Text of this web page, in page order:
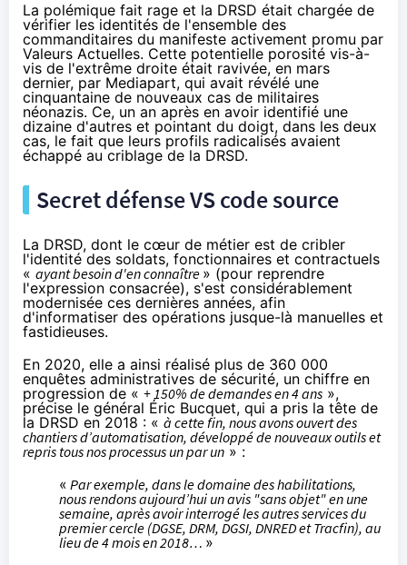
La polémique fait rage et la DRSD était chargée de
vérifier les identités de l'ensemble des
commanditaires du manifeste activement promu par
Valeurs Actuelles. Cette potentielle porosité vis-à-
vis de l'extrême droite était ravivée, en mars
dernier, par Mediapart, qui avait révélé une
cinquantaine de nouveaux cas de militaires
néonazis. Ce, un an après en avoir identifié une
dizaine d'autres et pointant du doigt, dans les deux
cas, le fait que leurs profils radicalisés avaient
échappé au criblage de la DRSD.
Secret défense VS code source
La DRSD, dont le cœur de métier est de cribler
l'identité des soldats, fonctionnaires et contractuels
« ayant besoin d'en connaître » (pour reprendre
l'expression consacrée), s'est considérablement
modernisée ces dernières années, afin
d'informatiser des opérations jusque-là manuelles et
fastidieuses.
En 2020, elle a ainsi réalisé plus de 360 000
enquêtes administratives de sécurité, un chiffre en
progression de « + 150% de demandes en 4 ans »,
précise le général Éric Bucquet, qui a pris la tête de
la DRSD en 2018 : « à cette fin, nous avons ouvert des
chantiers d’automatisation, développé de nouveaux outils et
repris tous nos processus un par un » :
« Par exemple, dans le domaine des habilitations,
nous rendons aujourd’hui un avis "sans objet" en une
semaine, après avoir interrogé les autres services du
premier cercle (DGSE, DRM, DGSI, DNRED et Tracfin), au
lieu de 4 mois en 2018… »